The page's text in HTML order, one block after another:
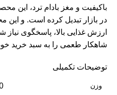
باکیفیت و مغز بادام ترد، این
در بازار تبدیل کرده است. و
ارزش غذایی بالا، پاسخگوی نیاز
شاهکار طعمی را به سبد خرید
توضیحات تکمیلی
وزن